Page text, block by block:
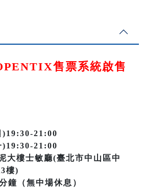
售票系統啟售
21:00
21:00
大樓士敏廳(臺北市中山區中
樓)
鐘（無中場休息）